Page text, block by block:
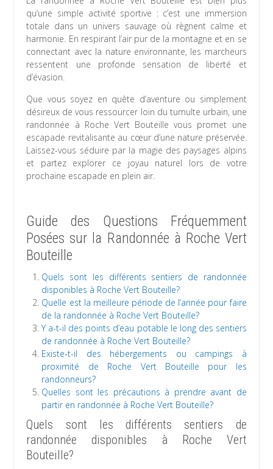
qu’une simple activité sportive : c’est une immersion
totale dans un univers sauvage où règnent calme et
harmonie. En respirant l’air pur de la montagne et en se
connectant avec la nature environnante, les marcheurs
ressentent une profonde sensation de liberté et
d’évasion.
Que vous soyez en quête d’aventure ou simplement
désireux de vous ressourcer loin du tumulte urbain, une
randonnée à Roche Vert Bouteille vous promet une
escapade revitalisante au cœur d’une nature préservée.
Laissez-vous séduire par la magie des paysages alpins
et partez explorer ce joyau naturel lors de votre
prochaine escapade en plein air.
Guide des Questions Fréquemment
Posées sur la Randonnée à Roche Vert
Bouteille
Quels sont les différents sentiers de randonnée
disponibles à Roche Vert Bouteille?
Quelle est la meilleure période de l’année pour faire
de la randonnée à Roche Vert Bouteille?
Y a-t-il des points d’eau potable le long des sentiers
de randonnée à Roche Vert Bouteille?
Existe-t-il des hébergements ou campings à
proximité de Roche Vert Bouteille pour les
randonneurs?
Quelles sont les précautions à prendre avant de
partir en randonnée à Roche Vert Bouteille?
Quels sont les différents sentiers de
randonnée disponibles à Roche Vert
Bouteille?